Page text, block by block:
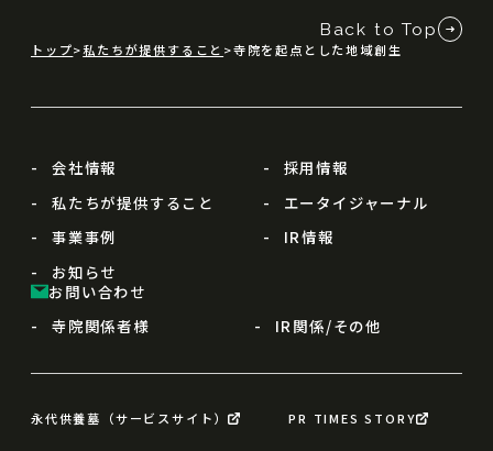
トップ 私たちが提供すること 寺院を起点とした地域創生
Back to Top
会社情報
私たちが提供すること
事業事例
お知らせ
採用情報
エータイジャーナル
IR情報
お問い合わせ
寺院関係者様
IR関係/その他
永代供養墓（サービスサイト） PR TIMES STORY